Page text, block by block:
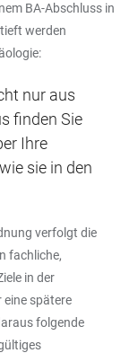
BA-Abschluss in
werden
nur aus
finden Sie
Ihre
sie in den
verfolgt die
fachliche,
in der
spätere
folgende